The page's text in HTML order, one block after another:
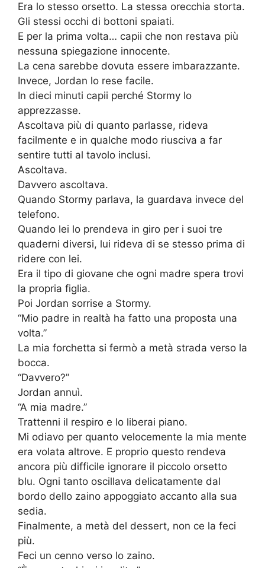
Era lo stesso orsetto. La stessa orecchia storta.
Gli stessi occhi di bottoni spaiati.
E per la prima volta… capii che non restava più
nessuna spiegazione innocente.
La cena sarebbe dovuta essere imbarazzante.
Invece, Jordan lo rese facile.
In dieci minuti capii perché Stormy lo
apprezzasse.
Ascoltava più di quanto parlasse, rideva
facilmente e in qualche modo riusciva a far
sentire tutti al tavolo inclusi.
Ascoltava.
Davvero ascoltava.
Quando Stormy parlava, la guardava invece del
telefono.
Quando lei lo prendeva in giro per i suoi tre
quaderni diversi, lui rideva di se stesso prima di
ridere con lei.
Era il tipo di giovane che ogni madre spera trovi
la propria figlia.
Poi Jordan sorrise a Stormy.
“Mio padre in realtà ha fatto una proposta una
volta.”
La mia forchetta si fermò a metà strada verso la
bocca.
“Davvero?”
Jordan annuì.
“A mia madre.”
Trattenni il respiro e lo liberai piano.
Mi odiavo per quanto velocemente la mia mente
era volata altrove. E proprio questo rendeva
ancora più difficile ignorare il piccolo orsetto
blu. Ogni tanto oscillava delicatamente dal
bordo dello zaino appoggiato accanto alla sua
sedia.
Finalmente, a metà del dessert, non ce la feci
più.
Feci un cenno verso lo zaino.